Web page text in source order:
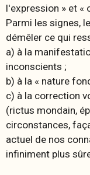
l'expression » et «
Parmi les signes,
démêler ce qui
a) à la
inconscients ;
b) à la « nature
c) à la correction
(rictus mondain,
circonstances,
actuel de nos
infiniment plus